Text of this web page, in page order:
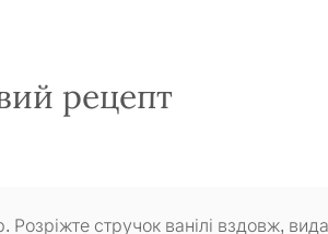
рецепт
стручок ванілі вздовж,